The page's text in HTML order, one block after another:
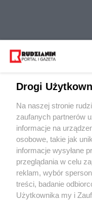
Wydawca mediów
Nie zapomnij
zapoznać się z:
polityką
Twojemiasto
Drogi
Na naszej stronie
zaufanych partnerów
informacje na
osobowe, takie jak
informacje wysyłane
przeglądania w celu
reklam, wybór
treści, badanie
Użytkownika my i